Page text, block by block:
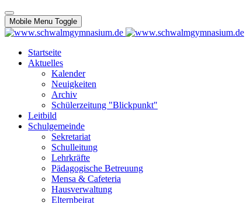
Mobile Menu Toggle
Startseite
Aktuelles
Kalender
Neuigkeiten
Archiv
Schülerzeitung "Blickpunkt"
Leitbild
Schulgemeinde
Sekretariat
Schulleitung
Lehrkräfte
Pädagogische Betreuung
Mensa & Cafeteria
Hausverwaltung
Elternbeirat